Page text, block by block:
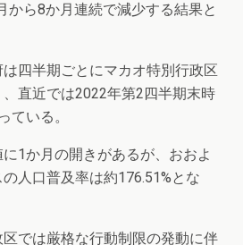
から8か月連続で減少する結果と
四半期ごとにマカオ特別行政区
直近では2022年第2四半期末時
ている。
1か月の開きがあるが、おおよ
人口普及率は約176.51%とな
では厳格な行動制限の発動に伴